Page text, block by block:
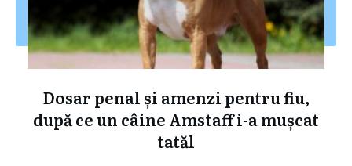
Dosar penal și amenzi pentru fiu,
după ce un câine Amstaff i-a mușcat
tatăl